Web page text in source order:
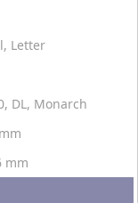
Letter
DL, Monarch
mm